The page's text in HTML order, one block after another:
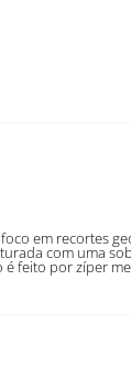
em recortes
com uma
feito por zíper